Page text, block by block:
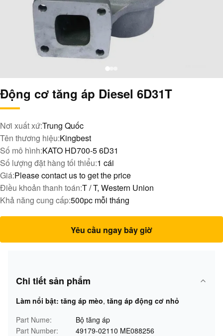
Động cơ tăng áp Diesel 6D31T
Nơi xuất xứ:Trung Quốc
Tên thương hiệu:Kingbest
Số mô hình:KATO HD700-5 6D31
Số lượng đặt hàng tối thiểu:1 cái
Giá:Please contact us to get the price
Điều khoản thanh toán:T / T, Western Union
Khả năng cung cấp:500pc mỗi tháng
Yêu cầu ngay bây giờ
Chi tiết sản phẩm
Làm nổi bật: tăng áp mèo, tăng áp động cơ nhỏ
Part Nume:
Bộ tăng áp
Part Number:
49179-02110 ME088256